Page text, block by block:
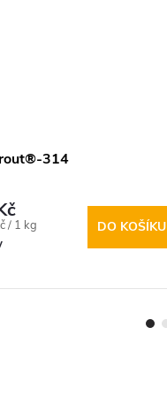
314
/ 1 kg
DO KOŠÍKU